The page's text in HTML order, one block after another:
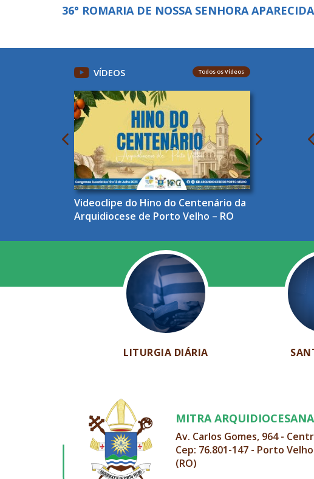
36° ROMARIA DE NOSSA SENHORA
VÍDEOS Todos os Vídeos
Videoclipe do Hino do Centenário da
Arquidiocese de Porto Velho – RO
LITURGIA DIÁRIA
MITRA ARQUIDIOCESANA
Av. Carlos Gomes, 964 -
Cep: 76.801-147 - Porto Velho
(RO)